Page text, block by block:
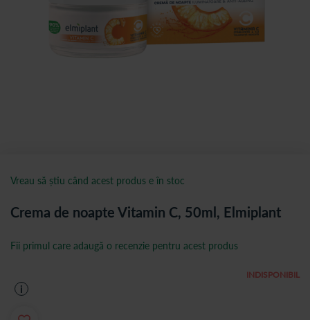
Crema de noapte Vitamin C, 50ml, Elmiplant
INDISPONIBIL
Fii primul care adaugă o recenzie pentru acest produs
i
Vreau să știu când acest produs e în stoc